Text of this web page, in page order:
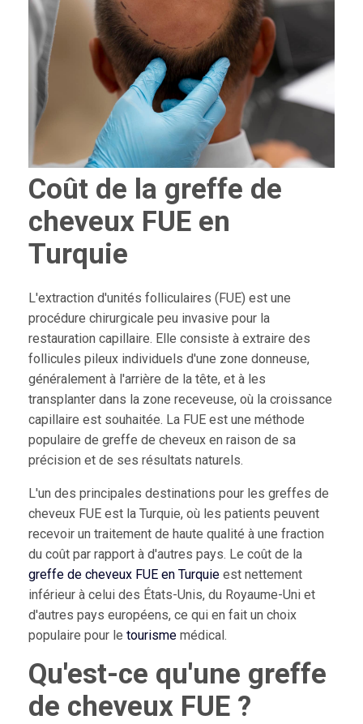
Coût de la greffe de
cheveux FUE en
Turquie
L'extraction d'unités folliculaires (FUE) est une
procédure chirurgicale peu invasive pour la
restauration capillaire. Elle consiste à extraire des
follicules pileux individuels d'une zone donneuse,
généralement à l'arrière de la tête, et à les
transplanter dans la zone receveuse, où la croissance
capillaire est souhaitée. La FUE est une méthode
populaire de greffe de cheveux en raison de sa
précision et de ses résultats naturels.
L'un des principales destinations pour les greffes de
cheveux FUE est la Turquie, où les patients peuvent
recevoir un traitement de haute qualité à une fraction
du coût par rapport à d'autres pays. Le coût de la
greffe de cheveux FUE en Turquieest nettement
inférieur à celui des États-Unis, du Royaume-Uni et
d'autres pays européens, ce qui en fait un choix
populaire pour le tourismemédical.
Qu'est-ce qu'une greffe
de cheveux FUE ?